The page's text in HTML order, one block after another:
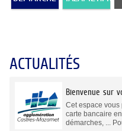
ACTUALITÉS
Bienvenue sur
Cet espace vous
carte bancaire
démarches, ...